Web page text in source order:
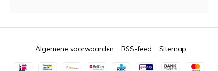
Algemene voorwaarden RSS-feed Sitemap